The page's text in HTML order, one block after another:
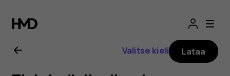
Nokia
X20 Valitse kieli Lataa